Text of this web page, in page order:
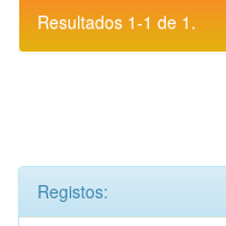
Resultados 1-1 de 1.
Registos: